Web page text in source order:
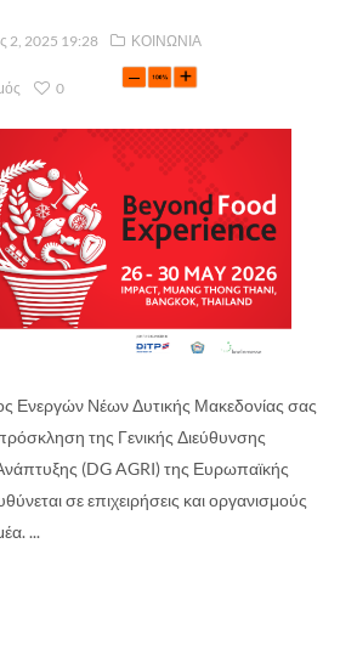
2, 2025 19:28 ΚΟΙΝΩΝΙΑ
0
Ενεργών Νέων Δυτικής Μακεδονίας σας
της Γενικής Διεύθυνσης
(DG AGRI) της Ευρωπαϊκής
σε επιχειρήσεις και οργανισμούς
...